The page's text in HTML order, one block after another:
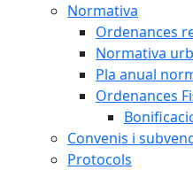
Normativa
Ordenances
Normativa
Pla anual
Ordenances
Convenis i
Protocols